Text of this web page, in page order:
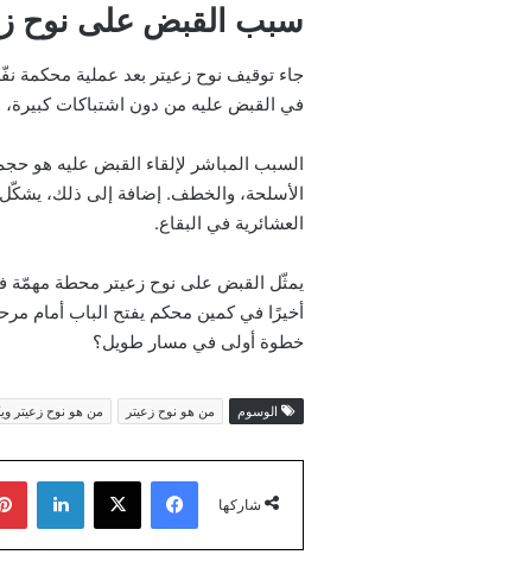
سبب القبض على نوح
جاء توقيف نوح زعيتر بعد عملية محكمة
في القبض عليه من دون اشتباكات كبيرة،
السبب المباشر لإلقاء القبض عليه هو
الأسلحة، والخطف. إضافة إلى ذلك،
العشائرية في البقاع.
يمثّل القبض على نوح زعيتر محطة مهمّة
أخيرًا في كمين محكم يفتح الباب أمام
خطوة أولى في مسار طويل؟
الوسوم من هو نوح زعيتر من هو نوح زعيتر
شاركها
فيسبوك لينكدإن